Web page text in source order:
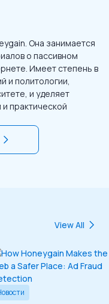
Она занимается
о пассивном
Имеет степень в
и политологии,
и уделяет
практической
View All